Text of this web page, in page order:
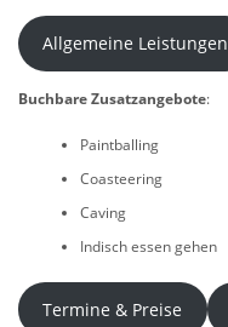
Allgemeine Leistungen
Buchbare Zusatzangebote:
Paintballing
Coasteering
Caving
Indisch essen gehen
Termine & Preise